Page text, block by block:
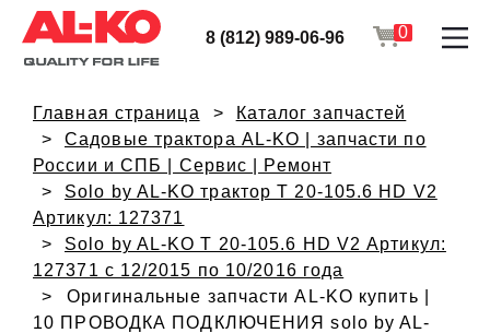
8 (812) 989-06-96 0
Главная страница
Каталог запчастей
Садовые трактора AL-KO | запчасти по
России и СПБ | Сервис | Ремонт
Solo by AL-KO трактор T 20-105.6 HD V2
Артикул: 127371
Solo by AL-KO T 20-105.6 HD V2 Артикул:
127371 с 12/2015 по 10/2016 года
Оригинальные запчасти AL-KO купить |
10 ПРОВОДКА ПОДКЛЮЧЕНИЯ solo by AL-